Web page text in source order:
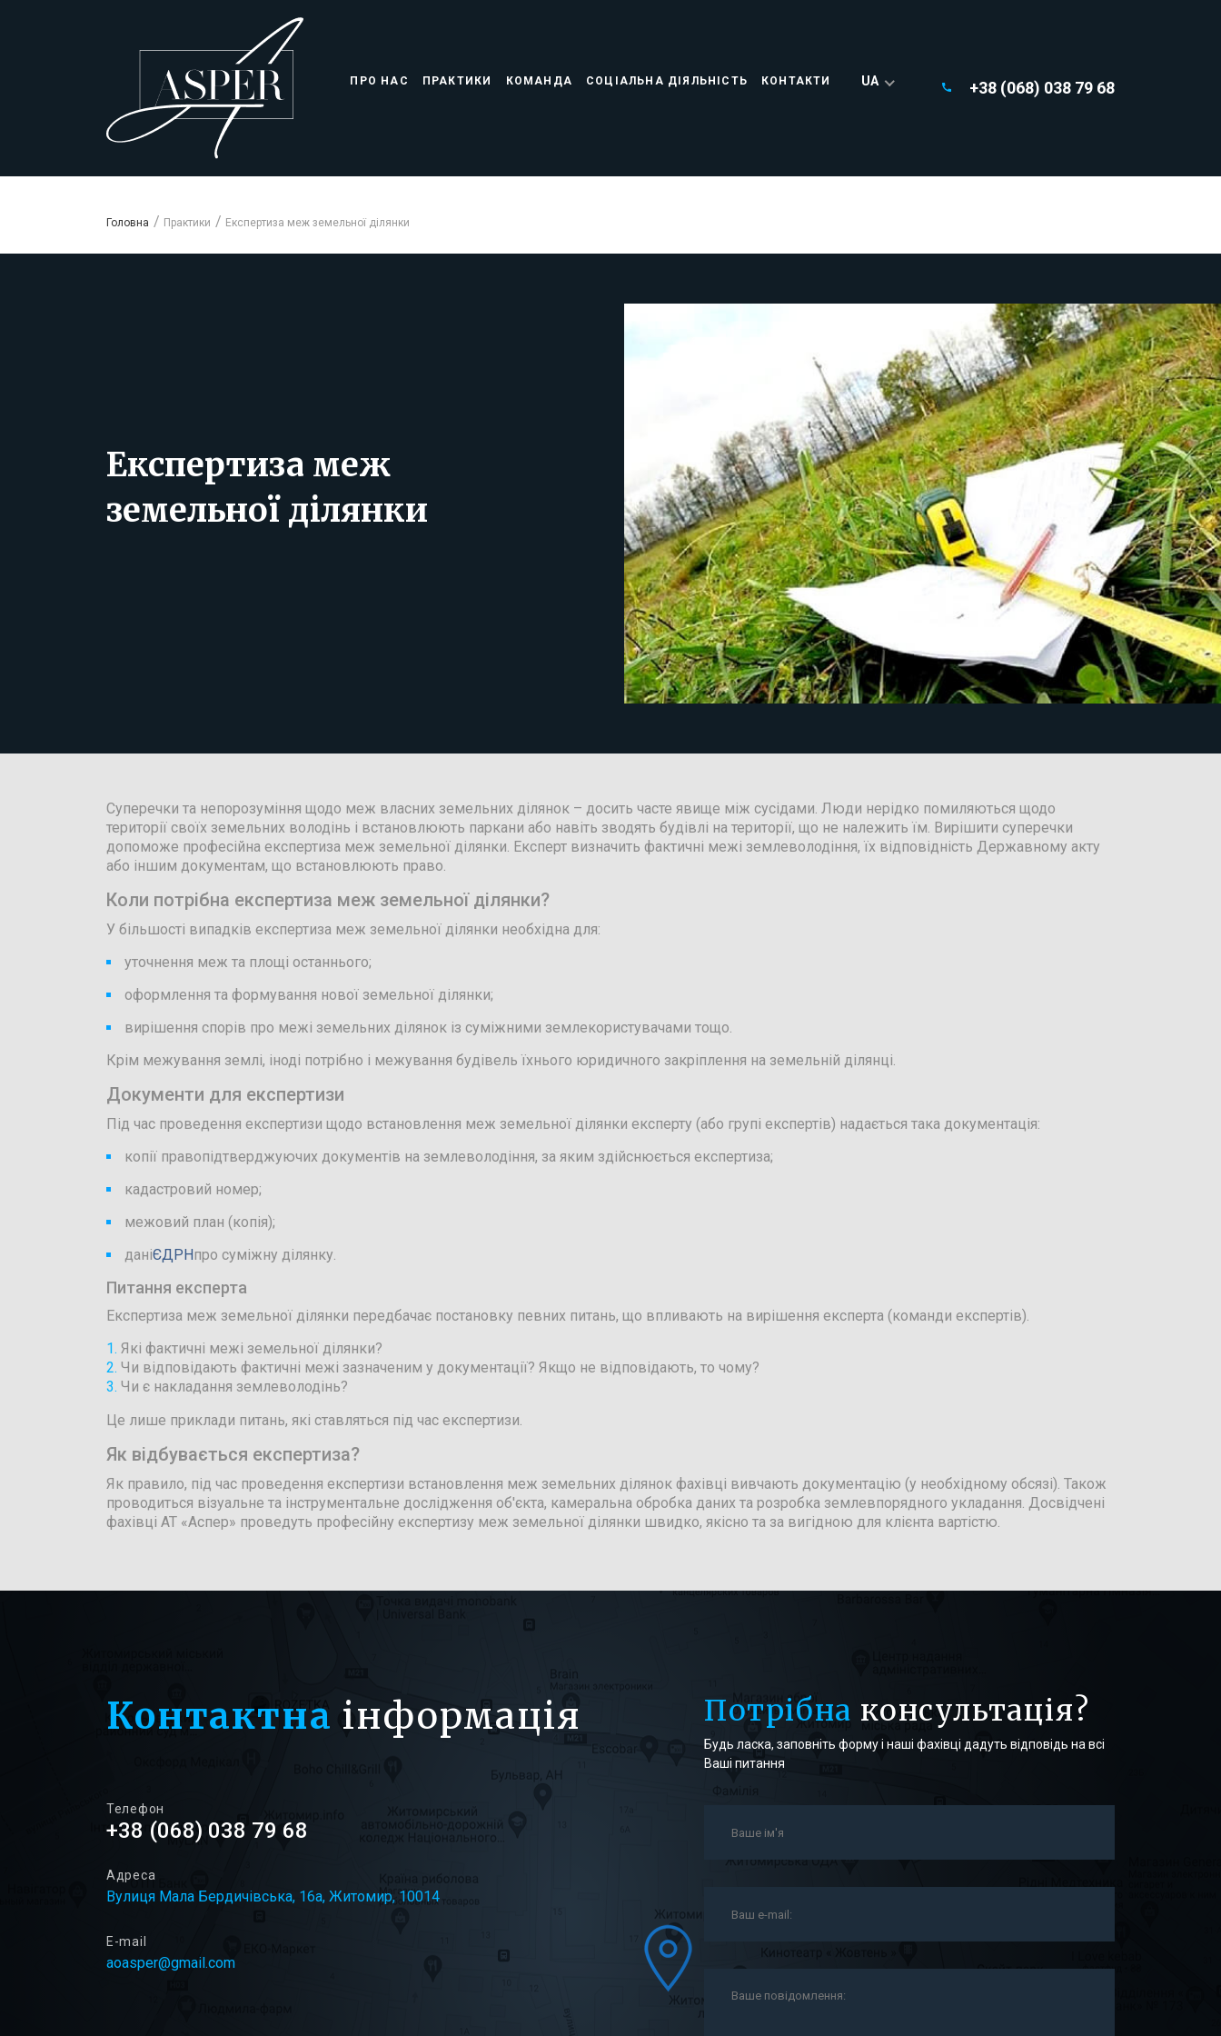
ПРО НАС ПРАКТИКИ КОМАНДА СОЦІАЛЬНА ДІЯЛЬНІСТЬ КОНТАКТИ UA +38 (068) 038 79 68
Головна Практики Експертиза меж земельної ділянки
Експертиза меж
земельної ділянки
Суперечки та непорозуміння щодо меж власних земельних ділянок – досить часте явище між сусідами. Люди нерідко помиляються щодо
території своїх земельних володінь і встановлюють паркани або навіть зводять будівлі на території, що не належить їм. Вирішити суперечки
допоможе професійна експертиза меж земельної ділянки. Експерт визначить фактичні межі землеволодіння, їх відповідність Державному акту
або іншим документам, що встановлюють право.
Коли потрібна експертиза меж земельної ділянки?
У більшості випадків експертиза меж земельної ділянки необхідна для:
уточнення меж та площі останнього;
оформлення та формування нової земельної ділянки;
вирішення спорів про межі земельних ділянок із суміжними землекористувачами тощо.
Крім межування землі, іноді потрібно і межування будівель їхнього юридичного закріплення на земельній ділянці.
Документи для експертизи
Під час проведення експертизи щодо встановлення меж земельної ділянки експерту (або групі експертів) надається така документація:
копії правопідтверджуючих документів на землеволодіння, за яким здійснюється експертиза;
кадастровий номер;
межовий план (копія);
даніЄДРНпро суміжну ділянку.
Питання експерта
Експертиза меж земельної ділянки передбачає постановку певних питань, що впливають на вирішення експерта (команди експертів).
Які фактичні межі земельної ділянки?
Чи відповідають фактичні межі зазначеним у документації? Якщо не відповідають, то чому?
Чи є накладання землеволодінь?
Це лише приклади питань, які ставляться під час експертизи.
Як відбувається експертиза?
Як правило, під час проведення експертизи встановлення меж земельних ділянок фахівці вивчають документацію (у необхідному обсязі). Також
проводиться візуальне та інструментальне дослідження об'єкта, камеральна обробка даних та розробка землевпорядного укладання. Досвідчені
фахівці АТ «Аспер» проведуть професійну експертизу меж земельної ділянки швидко, якісно та за вигідною для клієнта вартістю.
Контактна інформація
Телефон
+38 (068) 038 79 68
Адреса
Вулиця Мала Бердичівська, 16а, Житомир, 10014
E-mail
aoasper@gmail.com
Потрібна консультація?
Будь ласка, заповніть форму і наші фахівці дадуть відповідь на всі
Ваші питання